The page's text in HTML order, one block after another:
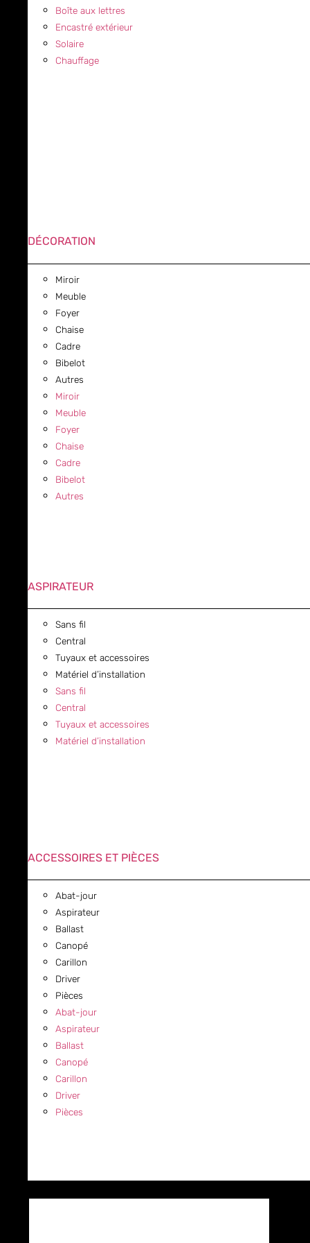
Boîte aux lettres
Encastré extérieur
Solaire
Chauffage
DÉCORATION
Miroir
Meuble
Foyer
Chaise
Cadre
Bibelot
Autres
Miroir
Meuble
Foyer
Chaise
Cadre
Bibelot
Autres
ASPIRATEUR
Sans fil
Central
Tuyaux et accessoires
Matériel d’installation
Sans fil
Central
Tuyaux et accessoires
Matériel d’installation
ACCESSOIRES ET PIÈCES
Abat-jour
Aspirateur
Ballast
Canopé
Carillon
Driver
Pièces
Abat-jour
Aspirateur
Ballast
Canopé
Carillon
Driver
Pièces